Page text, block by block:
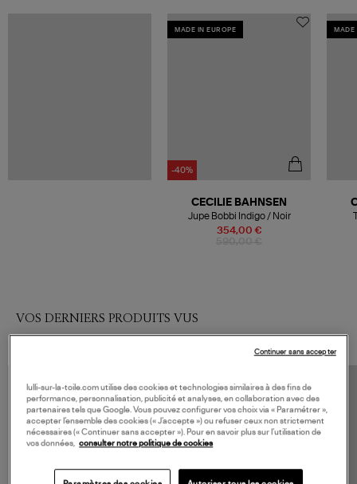
MADE IN EUROPE
-40%
354,00 €
CECILIE BAHNSEN
Jupe Bobbi Indigo / Noir
MADE
VOS DERNIERS PRODUITS VUS
lulli-sur-la-toile.com utilise des cookies et technologies similaires à des fins de
performance, personnalisation, publicité et analyses, en collaboration avec des
partenaires tels que Google. Vous pouvez configurer vos choix via « Paramétrer »,
accepter l’ensemble des cookies (« J’accepte ») ou refuser ceux non strictement
nécessaires (« Continuer sans accepter »). Pour en savoir plus sur l’utilisation de
vos données, consulter notre politique de cookies
Continuer sans accepter